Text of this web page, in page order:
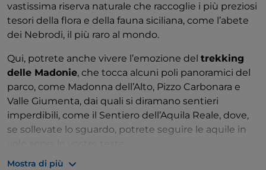
vastissima riserva naturale che raccoglie i più preziosi
tesori della flora e della fauna siciliana, come l’abete
dei Nebrodi, il più raro al mondo.
Qui, potrete anche vivere l’emozione del trekking
delle Madonie, che tocca alcuni poli panoramici del
parco, come Madonna dell’Alto, Pizzo Carbonara e
Valle Giumenta, dai quali si diramano sentieri
imperdibili, come il Sentiero dell’Aquila Reale, dove,
se sollevate lo sguardo, potrete seguire le aquile in
La seconda parte del tragitto vi condurrà nel cuore
Mostra di più